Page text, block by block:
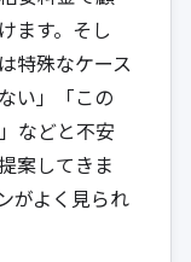
ます。そし
特殊なケース
い」「この
などと不安
案してきま
がよく見られ